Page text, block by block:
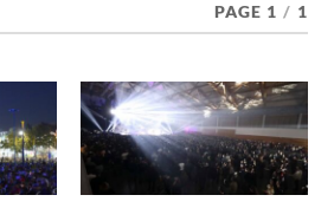
PAGE 1 / 1